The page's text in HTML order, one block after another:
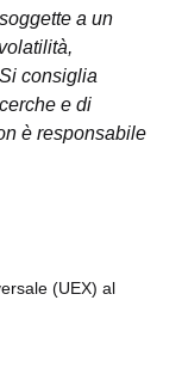
a un
consiglia
e di
è responsabile
(UEX) al